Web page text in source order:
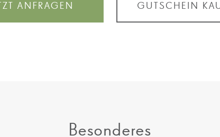
ANFRAGEN GUTSCHEIN
Besonderes